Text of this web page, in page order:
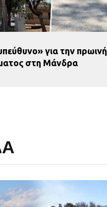
για την πρωινή
στη Μάνδρα